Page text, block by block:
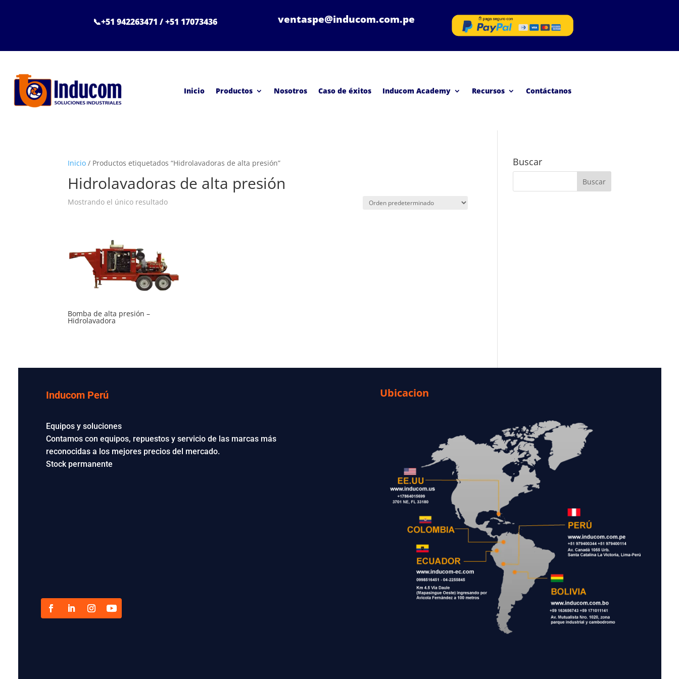
📞+51 942263471 / +51 17073436 ventaspe@inducom.com.pe
Inicio Productos Nosotros Caso de éxitos Inducom Academy Recursos Contáctanos
Inicio / Productos etiquetados “Hidrolavadoras de alta presión”
Hidrolavadoras de alta presión
Mostrando el único resultado
Bomba de alta presión –
Hidrolavadora
Buscar
Inducom Perú
Equipos y soluciones
Contamos con equipos, repuestos y servicio de las marcas más
reconocidas a los mejores precios del mercado.
Stock permanente
Ubicacion